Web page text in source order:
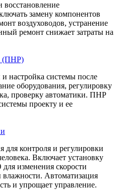
восстановление
замену компонентов
воздуховодов, устранение
ремонт снижает затраты на
(ПНР)
настройка системы после
оборудования, регулировку
проверку автоматики. ПНР
проекту и ее
для контроля и регулировки
Включает установку
изменения скорости
влажности. Автоматизация
и упрощает управление.